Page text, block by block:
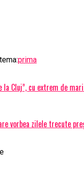
prima
la Cluj”, cu extrem de
vorbea zilele trecute